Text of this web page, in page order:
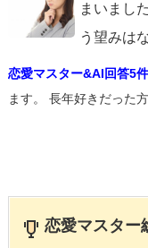
まいまし
う望みは
恋愛マスター&AI回答5件
ます。 長年好きだった
恋愛マスター